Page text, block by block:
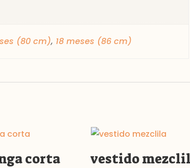
(80 cm), 18 meses (86 cm)
corta vestido